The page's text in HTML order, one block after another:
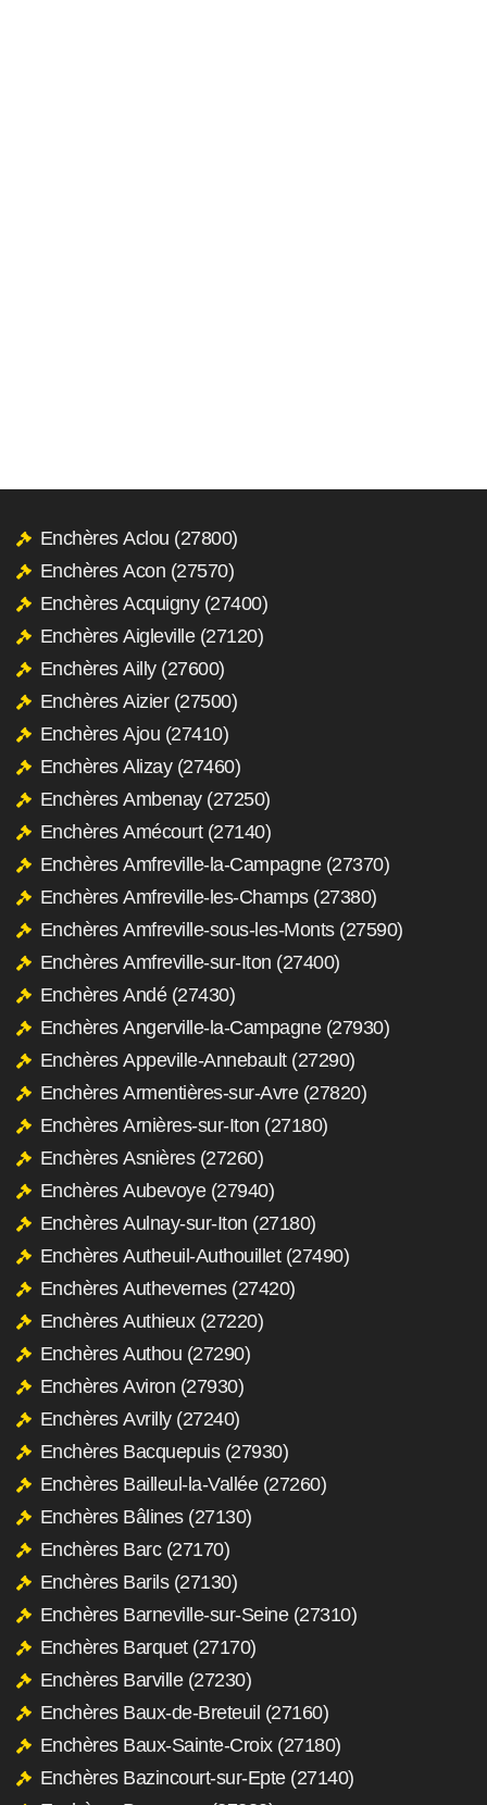
Enchères Aclou (27800)
Enchères Acon (27570)
Enchères Acquigny (27400)
Enchères Aigleville (27120)
Enchères Ailly (27600)
Enchères Aizier (27500)
Enchères Ajou (27410)
Enchères Alizay (27460)
Enchères Ambenay (27250)
Enchères Amécourt (27140)
Enchères Amfreville-la-Campagne (27370)
Enchères Amfreville-les-Champs (27380)
Enchères Amfreville-sous-les-Monts (27590)
Enchères Amfreville-sur-Iton (27400)
Enchères Andé (27430)
Enchères Angerville-la-Campagne (27930)
Enchères Appeville-Annebault (27290)
Enchères Armentières-sur-Avre (27820)
Enchères Arnières-sur-Iton (27180)
Enchères Asnières (27260)
Enchères Aubevoye (27940)
Enchères Aulnay-sur-Iton (27180)
Enchères Autheuil-Authouillet (27490)
Enchères Authevernes (27420)
Enchères Authieux (27220)
Enchères Authou (27290)
Enchères Aviron (27930)
Enchères Avrilly (27240)
Enchères Bacquepuis (27930)
Enchères Bailleul-la-Vallée (27260)
Enchères Bâlines (27130)
Enchères Barc (27170)
Enchères Barils (27130)
Enchères Barneville-sur-Seine (27310)
Enchères Barquet (27170)
Enchères Barville (27230)
Enchères Baux-de-Breteuil (27160)
Enchères Baux-Sainte-Croix (27180)
Enchères Bazincourt-sur-Epte (27140)